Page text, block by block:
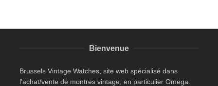
Bienvenue
Brussels Vintage Watches, site web spécialisé dans
l’achat/vente de montres vintage, en particulier Omega.